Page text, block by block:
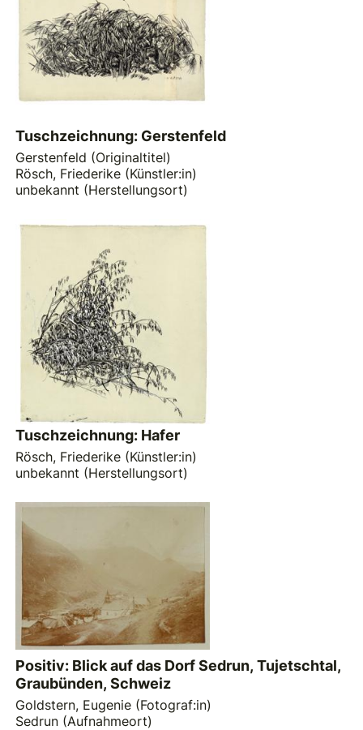
Tuschzeichnung: Gerstenfeld
Gerstenfeld (Originaltitel)
Rösch, Friederike (Künstler:in)
unbekannt (Herstellungsort)
Tuschzeichnung: Hafer
Rösch, Friederike (Künstler:in)
unbekannt (Herstellungsort)
Positiv: Blick auf das Dorf Sedrun, Tujetschtal,
Graubünden, Schweiz
Goldstern, Eugenie (Fotograf:in)
Sedrun (Aufnahmeort)